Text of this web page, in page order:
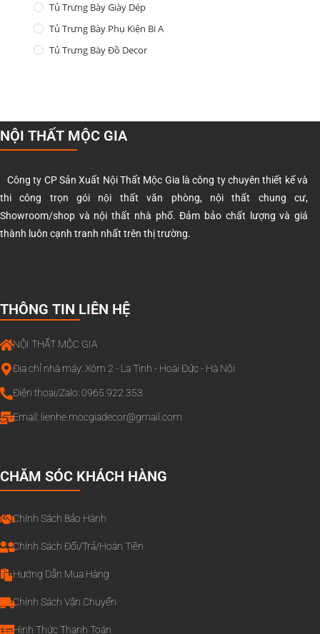
Tủ Trưng Bày Giày Dép
Tủ Trưng Bày Phụ Kiện Bi A
Tủ Trưng Bày Đồ Decor
NỘI THẤT MỘC GIA
Công ty CP Sản Xuất Nội Thất Mộc Gia là công ty chuyên thiết kế và
thi công trọn gói nội thất văn phòng, nội thất chung cư,
Showroom/shop và nội thất nhà phố. Đảm bảo chất lượng và giá
thành luôn cạnh tranh nhất trên thị trường.
THÔNG TIN LIÊN HỆ
NỘI THẤT MỘC GIA
Địa chỉ nhà máy: Xóm 2 - La Tinh - Hoài Đức - Hà Nội
Điện thoại/Zalo: 0965.922.353
Email: lienhe.mocgiadecor@gmail.com
CHĂM SÓC KHÁCH HÀNG
Chính Sách Bảo Hành
Chính Sách Đổi/Trả/Hoàn Tiền
Hướng Dẫn Mua Hàng
Chính Sách Vận Chuyển
Hình Thức Thanh Toán